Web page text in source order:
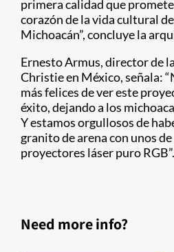
primera calidad que
corazón de la vida cultural
Michoacán”, concluye la
Ernesto Armus, director de
Christie en México, señala:
más felices de ver este
éxito, dejando a los
Y estamos orgullosos de
granito de arena con unos
proyectores láser puro RGB”.
Need more info?